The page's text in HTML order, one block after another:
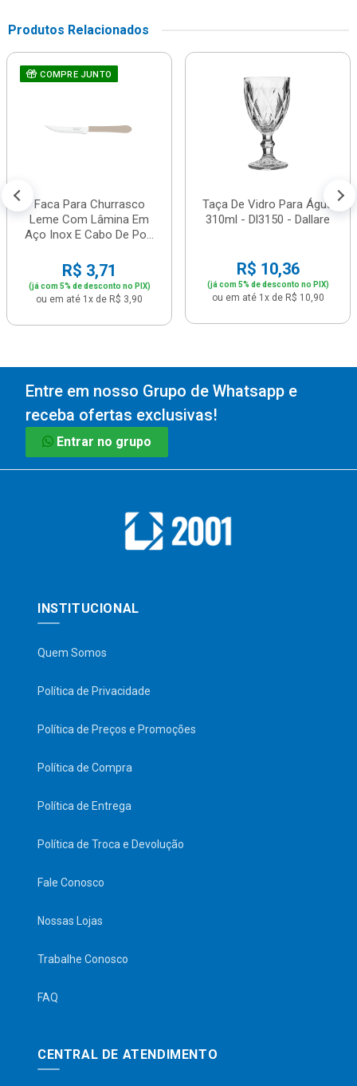
Produtos Relacionados
COMPRE JUNTO
Faca Para Churrasco
Leme Com Lâmina Em
Aço Inox E Cabo De Po...
R$ 3,71
(já com 5% de desconto no PIX)
ou em até 1x de R$ 3,90
Taça De Vidro Para Água
310ml - Dl3150 - Dallare
R$ 10,36
(já com 5% de desconto no PIX)
ou em até 1x de R$ 10,90
Entre em nosso Grupo de Whatsapp e
receba ofertas exclusivas!
Entrar no grupo
INSTITUCIONAL
Quem Somos
Política de Privacidade
Política de Preços e Promoções
Política de Compra
Política de Entrega
Política de Troca e Devolução
Fale Conosco
Nossas Lojas
Trabalhe Conosco
FAQ
CENTRAL DE ATENDIMENTO